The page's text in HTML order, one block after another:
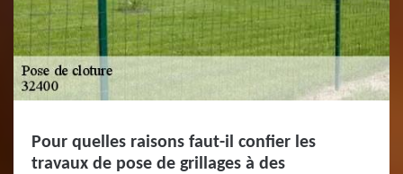
Pour quelles raisons faut-il confier les
travaux de pose de grillages à des